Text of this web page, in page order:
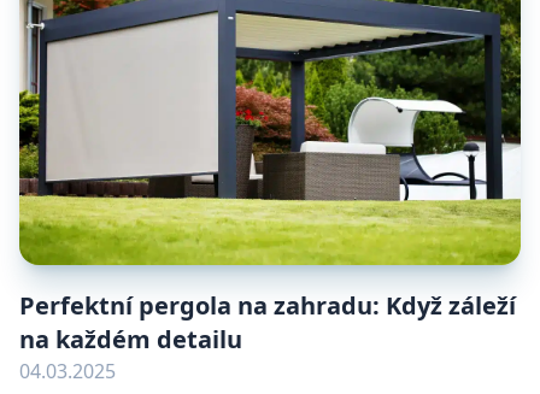
Perfektní pergola na zahradu: Když záleží
na každém detailu
04.03.2025